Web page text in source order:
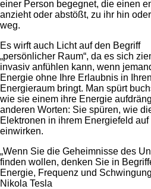
einer Person begegnet, die einen
anzieht oder abstößt, zu ihr hin
weg.
Es wirft auch Licht auf den Begriff
„persönlicher Raum“, da es sich
invasiv anfühlen kann, wenn
Energie ohne Ihre Erlaubnis in
Energieraum bringt. Man spürt
wie sie einem ihre Energie
anderen Worten: Sie spüren, wie
Elektronen in ihrem Energiefeld
einwirken.
„Wenn Sie die Geheimnisse des
finden wollen, denken Sie in
Energie, Frequenz und
Nikola Tesla